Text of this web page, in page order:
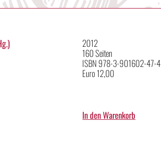
2012
160 Seiten
ISBN 978-3-901602-47-4
Euro 12,00